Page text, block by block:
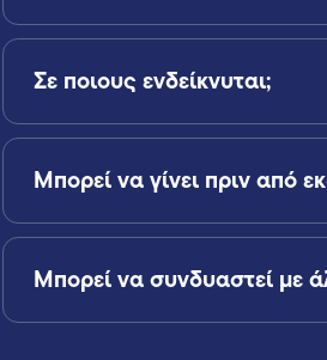
Σε ποιους ενδείκνυται;
Μπορεί να γίνει πριν από
Μπορεί να συνδυαστεί με